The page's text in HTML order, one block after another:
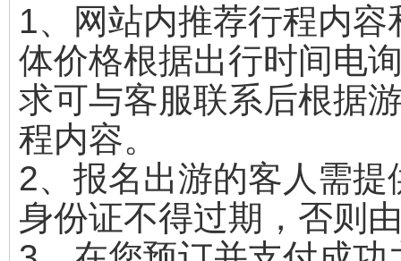
1、网站内推荐行程内
体价格根据出行时间电
求可与客服联系后根据
程内容。
2、报名出游的客人需
身份证不得过期，否则